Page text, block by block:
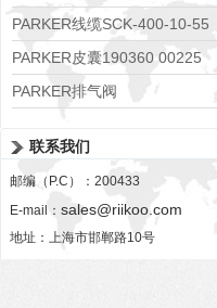
RE06M35W2N1KWXG087
PARKER线缆SCK-400-10-55
PARKER皮囊190360 00225
PARKER排气阀
联系我们
邮编（P.C）：200433
E-mail： sales@riikoo.com
地址：上海市邯郸路10号